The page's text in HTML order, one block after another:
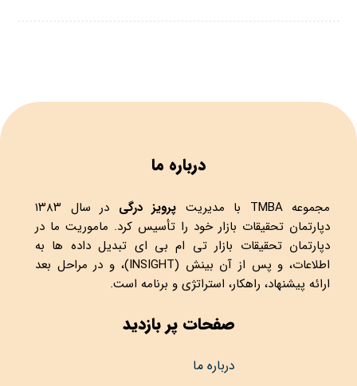
درباره ما
مجموعهTMBA با مدیریت پرویز درگی
در سال ۱۳۸۳
دپارتمان تحقیقات بازار خود را تأسیس کرد. ماموریت ما در
دپارتمان تحقیقات بازار تی ام بی ای تبدیل داده ها به
اطلاعات، و پس از آن بینش (INSIGHT)، و در مراحل بعد
ارائه پیشنهاد، راهکار، استراتژی و برنامه است.
صفحات پر بازدید
درباره ما